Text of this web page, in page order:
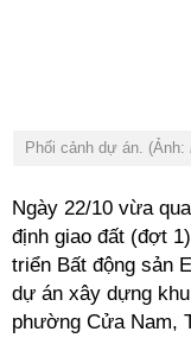
Phối cảnh dự án. (Ảnh:
Ngày 22/10 vừa
định giao đất (đợt
triển Bất động sản
dự án xây dựng
phường Cửa Nam,